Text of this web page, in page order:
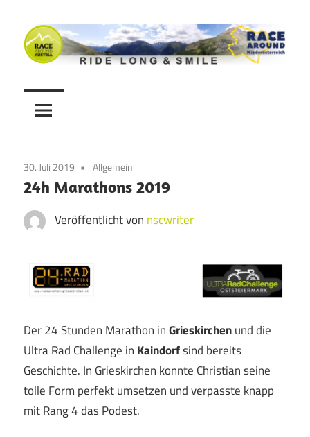
Inhalt
springen
Never
Stop
Cycling
Blog
long
30. Juli 2019 Allgemein
24h Marathons 2019
Veröffentlicht von nscwriter
Der 24 Stunden Marathon inGrieskirchenund die
Ultra Rad Challenge in Kaindorfsind bereits
Geschichte. In Grieskirchen konnte Christian seine
tolle Form perfekt umsetzen und verpasste knapp
mit Rang 4 das Podest.